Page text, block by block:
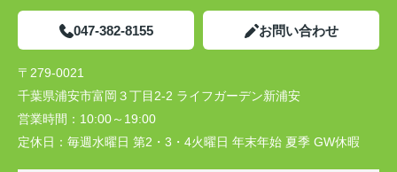
047-382-8155 お問い合わせ
〒279-0021
千葉県浦安市富岡３丁目2-2 ライフガーデン新浦安
営業時間： 10:00～19:00
定休日： 毎週水曜日 第2・3・4火曜日 年末年始 夏季 GW休暇